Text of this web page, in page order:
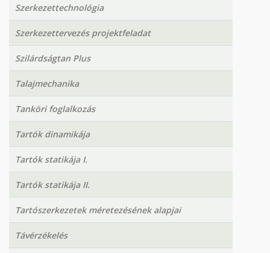
Szerkezettechnológia
Szerkezettervezés projektfeladat
Szilárdságtan Plus
Talajmechanika
Tanköri foglalkozás
Tartók dinamikája
Tartók statikája I.
Tartók statikája II.
Tartószerkezetek méretezésének alapjai
Távérzékelés